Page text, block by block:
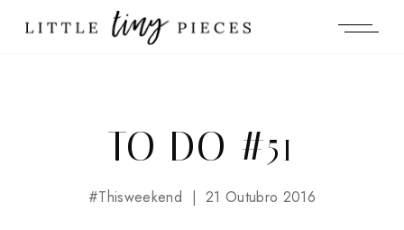
TO DO #51
#thisweekend 21 Outubro 2016